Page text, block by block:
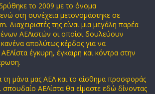
το 2009 με το όνομα
στη συνέχεια μετονομάστηκε σε
Διαχειριστές της είναι μια μεγάλη παρέα
ΑΕΛιστών οι οποίοι δουλεύουν
κανένα απολύτως κέρδος για να
έγκυρη, έγκαιρη και κόντρα στην
μάνα μας ΑΕΛ και το αίσθημα προσφοράς
σπουδαίο ΑΕΛίστα θα είμαστε εδώ δίνοντας